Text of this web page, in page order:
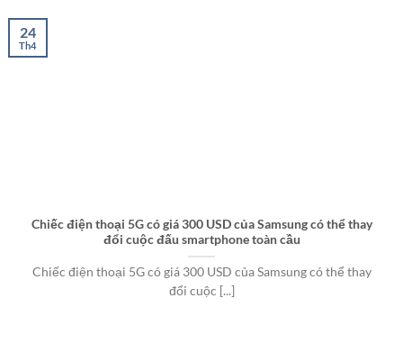
Chiếc điện thoại 5G có giá 300 USD của Samsung có thể thay
đổi cuộc đấu smartphone toàn cầu
Chiếc điện thoại 5G có giá 300 USD của Samsung có thể thay
đổi cuộc [...]
24
Th4